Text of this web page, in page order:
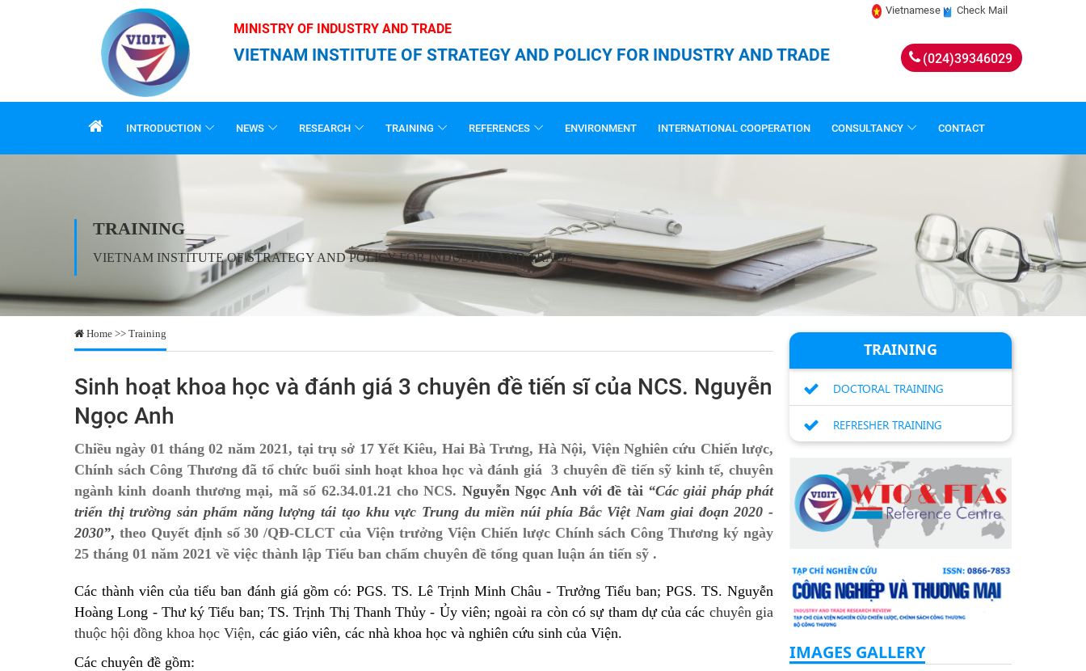
MINISTRY OF INDUSTRY AND TRADE
VIETNAM INSTITUTE OF STRATEGY AND POLICY FOR INDUSTRY AND TRADE
Vietnamese Check Mail
(024)39346029
INTRODUCTION NEWS RESEARCH TRAINING REFERENCES ENVIRONMENT INTERNATIONAL COOPERATION CONSULTANCY CONTACT
TRAINING
VIETNAM INSTITUTE OF STRATEGY AND POLICY FOR INDUSTRY AND TRADE
Home >> Training
Sinh hoạt khoa học và đánh giá 3 chuyên đề tiến sĩ của NCS. Nguyễn
Ngọc Anh
Chiều ngày 01 tháng 02 năm 2021, tại trụ sở 17 Yết Kiêu, Hai Bà Trưng, Hà Nội, Viện Nghiên cứu Chiến lược,
Chính sách Công Thương đã tổ chức buổi sinh hoạt khoa học và đánh giá 3 chuyên đề tiến sỹ kinh tế, chuyên
ngành kinh doanh thương mại, mã số 62.34.01.21 cho NCS. Nguyễn Ngọc Anh với đề tài “Các giải pháp phát
triển thị trường sản phẩm năng lượng tái tạo khu vực Trung du miền núi phía Bắc Việt Nam giai đoạn 2020 -
2030”, theo Quyết định số 30 /QĐ-CLCT của Viện trưởng Viện Chiến lược Chính sách Công Thương ký ngày
25 tháng 01 năm 2021 về việc thành lập Tiểu ban chấm chuyên đề tổng quan luận án tiến sỹ .
Các thành viên của tiểu ban đánh giá gồm có: PGS. TS. Lê Trịnh Minh Châu - Trưởng Tiểu ban; PGS. TS. Nguyễn
Hoàng Long - Thư ký Tiểu ban; TS. Trịnh Thị Thanh Thủy - Ủy viên; ngoài ra còn có sự tham dự của các chuyên gia
thuộc hội đồng khoa học Viện, các giáo viên, các nhà khoa học và nghiên cứu sinh của Viện.
Các chuyên đề gồm:
TRAINING
DOCTORAL TRAINING
REFRESHER TRAINING
IMAGES GALLERY